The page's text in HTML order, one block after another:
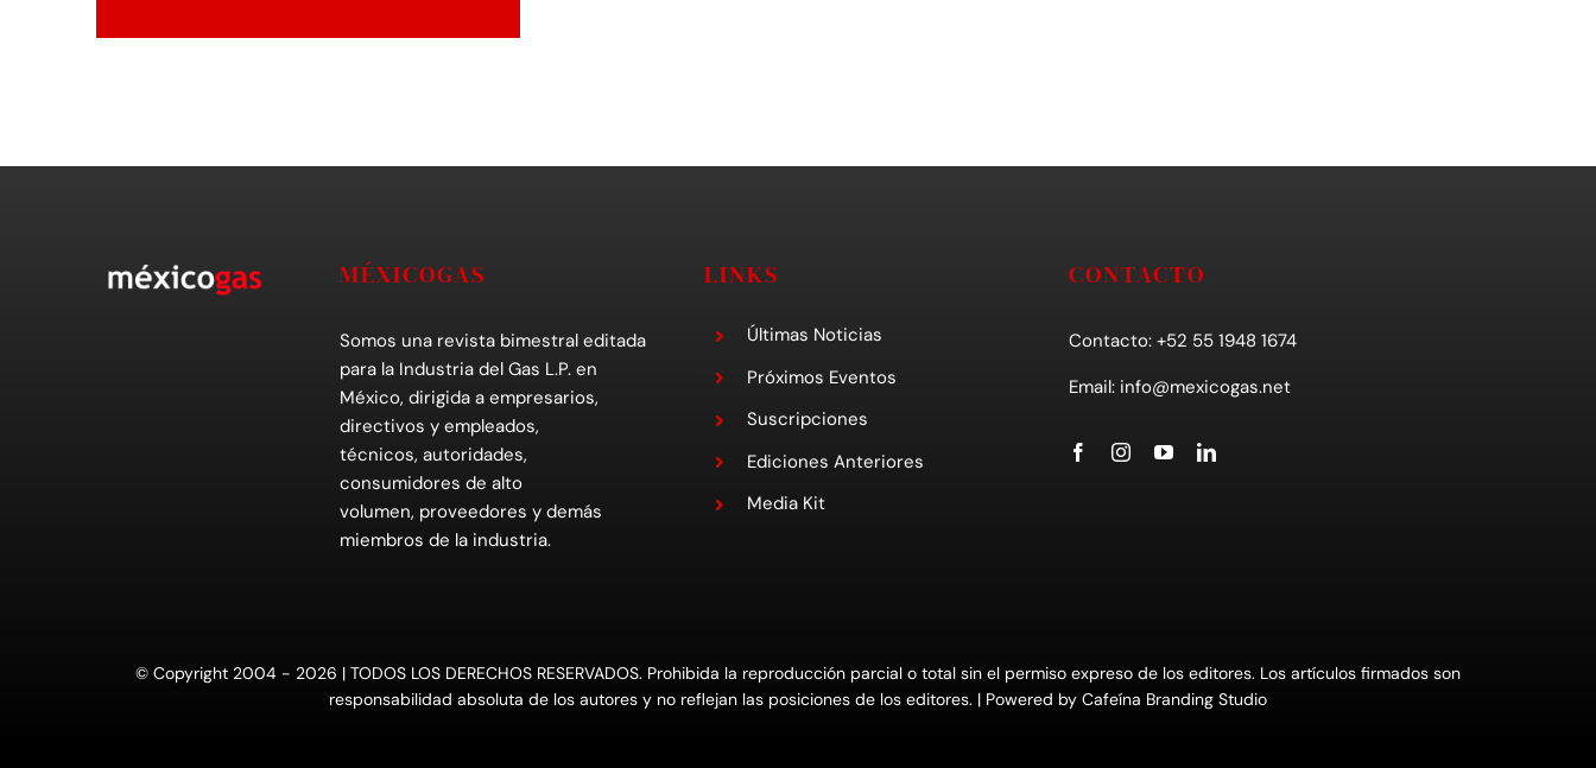
MÉXICOGAS
Somos una revista bimestral editada
para la Industria del Gas L.P. en
México, dirigida a empresarios,
directivos y empleados,
técnicos, autoridades,
consumidores de alto
volumen, proveedores y demás
miembros de la industria.
LINKS
Últimas Noticias
Próximos Eventos
Suscripciones
Ediciones Anteriores
Media Kit
CONTACTO
Contacto: +52 55 1948 1674
Email: info@mexicogas.net
© Copyright 2004 - 2026 | TODOS LOS DERECHOS RESERVADOS. Prohibida la reproducción parcial o total sin el permiso expreso de los editores. Los artículos firmados son
responsabilidad absoluta de los autores y no reflejan las posiciones de los editores. | Powered by Cafeína Branding Studio